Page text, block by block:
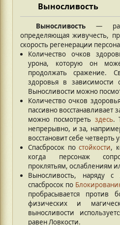
Выносливость
Выносливость —
определяющая живучесть,
скорость регенерации
Количество очков
урона, которую он
продолжать сражение.
здоровья в
Выносливости можно
Количество очков
пассивно восстанавливает
можно посмотреть здесь.
непрерывно, и за,
восстановит себе четверть
Спасбросок по стойкости,
когда персонаж
проклятьям, ослаблениям
Выносливость, наряду с
спасбросок по
пробрасывается против
физических и
выносливости
равен Ловкости.